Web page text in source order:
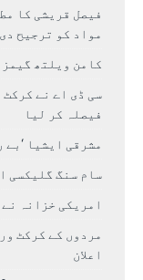
فیصل قریشی کا
مواد کو ترجیح
کامن ویلتھ گیمز
سی ڈی اے نے کرکٹ
فیصلہ کر لیا
مشرقی ایشیا ‘بے
سام سنگ گلیکسی ایس 27 الٹرا سے ایک کیمرا
امریکی خزانہ
اعلان